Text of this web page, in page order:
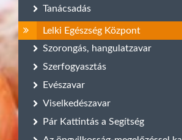
Tanácsadás
Lelki Egészség Központ
Szorongás, hangulatzavar
Szerfogyasztás
Evészavar
Viselkedészavar
Pár Kattintás a Segítség